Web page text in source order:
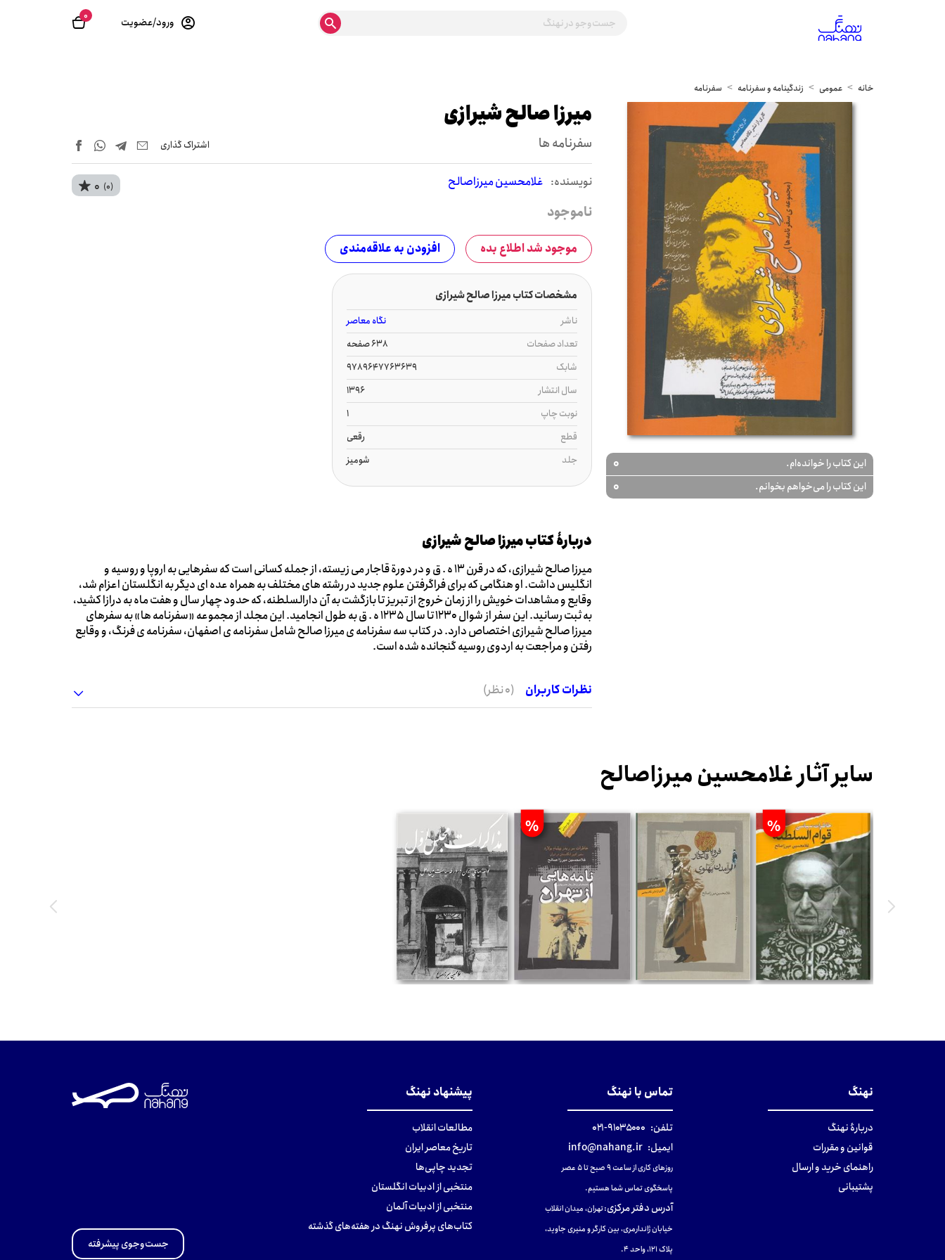
0 ورود/عضویت
خانه عمومی زندگینامه و سفرنامه سفرنامه
این کتاب را خوانده‌ام. 0
این کتاب را می‌خواهم بخوانم. 0
میرزا صالح شیرازی
سفرنامه ها اشتراک‌ گذاری
نويسنده: غلامحسین میرزاصالح 0 (0)
ناموجود
موجود شد اطلاع بده افزودن به علاقه‌مندی
مشخصات کتاب میرزا صالح شیرازی
ناشر
نگاه معاصر
تعداد صفحات
638 صفحه
شابک
9789647763639
سال انتشار
1396
نوبت چاپ
1
قطع
رقعی
جلد
شومیز
دربارۀ کتاب میرزا صالح شیرازی
میرزا صالح شیرازی، که در قرن 13 ه . ق و در دورة قاجار می زیسته، از جمله کسانی است که سفرهایی به اروپا و روسیه و
انگلیس داشت. او هنگامی که برای فراگرفتن علوم جدید در رشته های مختلف به همراه عده ای دیگر به انگلستان اعزام شد،
وقایع و مشاهدات خویش را از زمان خروج از تبریز تا بازگشت به آن دارالسلطنه، که حدود چهار سال و هفت ماه به درازا کشید،
به ثبت رسانید. این سفر از شوال 1230 تا سال 1235 ه . ق به طول انجامید. این مجلد از مجموعه «سفرنامه ها» به سفرهای
میرزا صالح شیرازی اختصاص دارد. در کتاب سه سفرنامه ی میرزا صالح شامل سفرنامه ی اصفهان، سفرنامه ی فرنگ، و وقایع
رفتن و مراجعت به اردوی روسیه گنجانده شده است.
نظرات کاربران (0 نظر)
سایر آثار غلامحسین میرزاصالح
%
%
نهنگ
دربارهٔ نهنگ
قوانین و مقررات
راهنمای خرید و ارسال
پشتیبانی
تماس با نهنگ
تلفن: ۹۱۰۳۵۰۰۰-۰۲۱
ایمیل: info@nahang.ir
روزهای کاری از ساعت ۹ صبح تا ۵ عصر
پاسخگوی تماس شما هستیم.
آدرس دفتر مرکزی:تهران، میدان انقلاب
خیابان ژاندارمری، بین کارگر و منیری جاوید،
پلاک 121، واحد ۴.
پیشنهاد نهنگ
مطالعات انقلاب
تاریخ معاصر ایران
تجدید چاپی‌ها
منتخبی از ادبیات انگلستان
منتخبی از ادبیات آلمان
کتاب‌های پرفروش نهنگ در هفته‌های گذشته
جست‌وجوی پیشرفته